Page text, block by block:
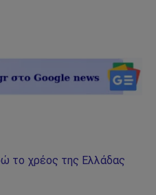
το χρέος της Ελλάδας